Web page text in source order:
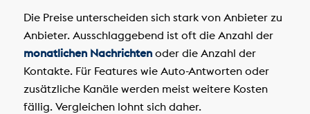
Die Preise unterscheiden sich stark von Anbieter zu
Anbieter. Ausschlaggebend ist oft die Anzahl der
monatlichen Nachrichtenoder die Anzahl der
Kontakte. Für Features wie Auto-Antworten oder
zusätzliche Kanäle werden meist weitere Kosten
fällig. Vergleichen lohnt sich daher.